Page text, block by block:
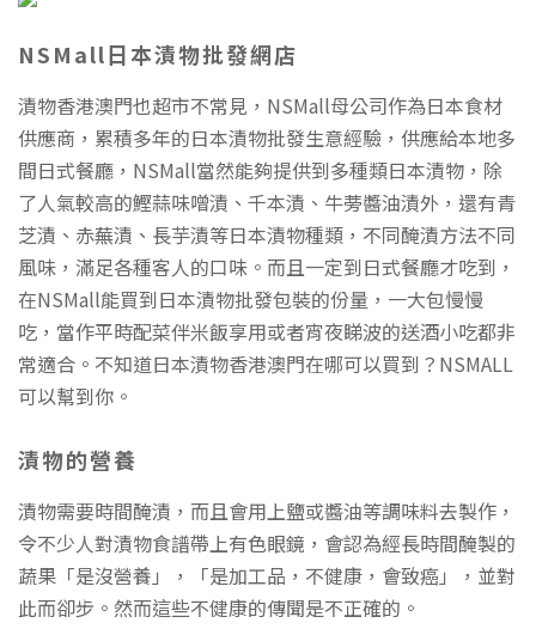
NSMall日本漬物批發網店
漬物香港澳門也超市不常見，NSMall母公司作為日本食材
供應商，累積多年的日本漬物批發生意經驗，供應給本地多
間日式餐廳，NSMall當然能夠提供到多種類日本漬物，除
了人氣較高的鰹蒜味噌漬、千本漬、牛蒡醬油漬外，還有青
芝漬、赤蕪漬、長芋漬等日本漬物種類，不同醃漬方法不同
風味，滿足各種客人的口味。而且一定到日式餐廳才吃到，
在NSMall能買到日本漬物批發包裝的份量，一大包慢慢
吃，當作平時配菜伴米飯享用或者宵夜睇波的送酒小吃都非
常適合。不知道日本漬物香港澳門在哪可以買到？NSMALL
可以幫到你。
漬物的營養
漬物需要時間醃漬，而且會用上鹽或醬油等調味料去製作，
令不少人對漬物食譜帶上有色眼鏡，會認為經長時間醃製的
蔬果「是沒營養」，「是加工品，不健康，會致癌」，並對
此而卻步。然而這些不健康的傳聞是不正確的。